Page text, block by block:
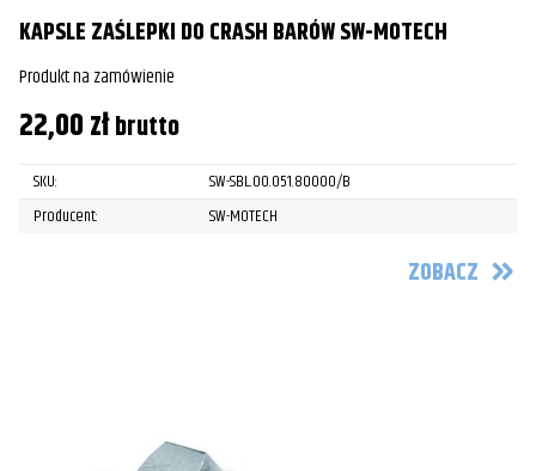
KAPSLE ZAŚLEPKI DO CRASH BARÓW SW-MOTECH
Produkt na zamówienie
22,00złbrutto
SKU:
SW-SBL.00.051.80000/B
Producent:
SW-MOTECH
ZOBACZ